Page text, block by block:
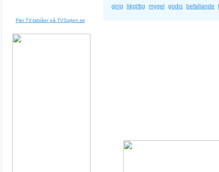
Fler TV-tablåer på TVSajten.se
girig likgiltig mygel godis befallande